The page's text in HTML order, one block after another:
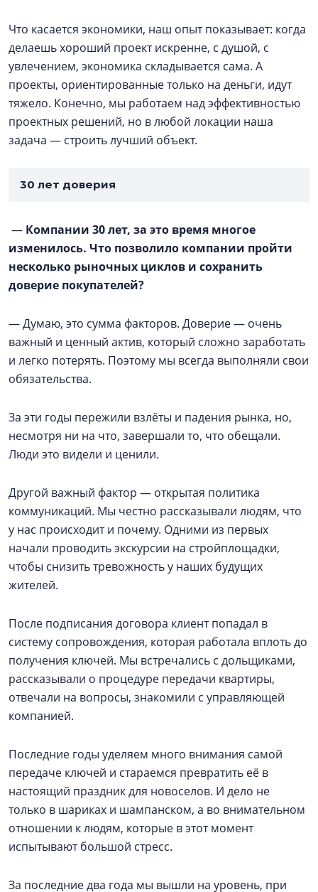
Что касается экономики, наш опыт показывает: когда
делаешь хороший проект искренне, с душой, с
увлечением, экономика складывается сама. А
проекты, ориентированные только на деньги, идут
тяжело. Конечно, мы работаем над эффективностью
проектных решений, но в любой локации наша
задача — строить лучший объект.
30 лет доверия
— Компании 30 лет, за это время многое
изменилось. Что позволило компании пройти
несколько рыночных циклов и сохранить
доверие покупателей?
— Думаю, это сумма факторов. Доверие — очень
важный и ценный актив, который сложно заработать
и легко потерять. Поэтому мы всегда выполняли свои
обязательства.
За эти годы пережили взлёты и падения рынка, но,
несмотря ни на что, завершали то, что обещали.
Люди это видели и ценили.
Другой важный фактор — открытая политика
коммуникаций. Мы честно рассказывали людям, что
у нас происходит и почему. Одними из первых
начали проводить экскурсии на стройплощадки,
чтобы снизить тревожность у наших будущих
жителей.
После подписания договора клиент попадал в
систему сопровождения, которая работала вплоть до
получения ключей. Мы встречались с дольщиками,
рассказывали о процедуре передачи квартиры,
отвечали на вопросы, знакомили с управляющей
компанией.
Последние годы уделяем много внимания самой
передаче ключей и стараемся превратить её в
настоящий праздник для новоселов. И дело не
только в шариках и шампанском, а во внимательном
отношении к людям, которые в этот момент
испытывают большой стресс.
За последние два года мы вышли на уровень, при